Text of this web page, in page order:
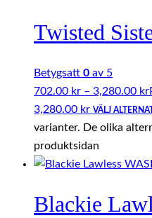
Twisted
Betygsatt 0 av 5
702.00 kr – 3,280.00 kr
3,280.00 kr VÄLJ
varianter. De olika
produktsidan
Blackie